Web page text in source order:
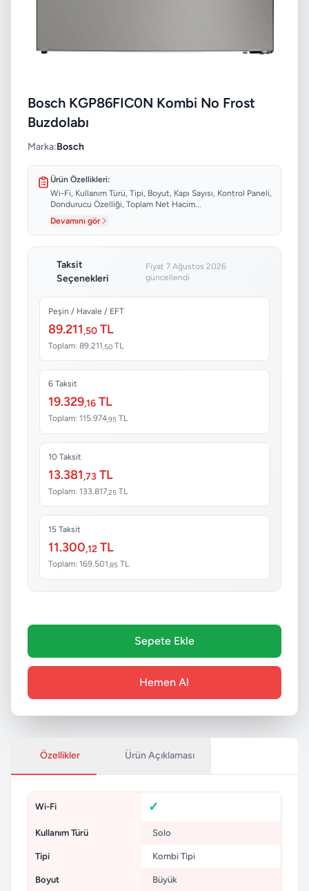
Bosch KGP86FIC0N Kombi No Frost
Buzdolabı
Marka:Bosch
Ürün Özellikleri:
Wi-Fi, Kullanım Türü, Tipi, Boyut, Kapı Sayısı, Kontrol Paneli,
Dondurucu Özelliği, Toplam Net Hacim...
Devamını gör
Taksit
Seçenekleri
Fiyat 7 Ağustos 2026
güncellendi
Peşin / Havale / EFT
89.211,50 TL
Toplam: 89.211 ,50 TL
6 Taksit
19.329,16 TL
Toplam: 115.974,95 TL
10 Taksit
13.381,73 TL
Toplam: 133.817,25 TL
15 Taksit
11.300,12 TL
Toplam: 169.501 ,85 TL
Sepete Ekle
Hemen Al
Özellikler Ürün Açıklaması
Wi-Fi
Kullanım Türü Solo
Tipi Kombi Tipi
Boyut Büyük